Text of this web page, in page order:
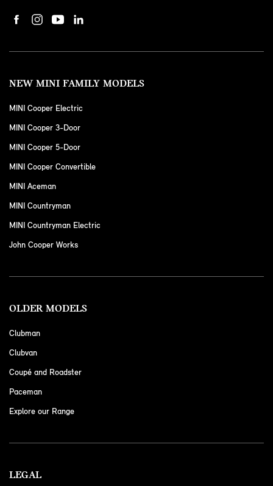
NEW MINI FAMILY MODELS
MINI Cooper Electric
MINI Cooper 3-Door
MINI Cooper 5-Door
MINI Cooper Convertible
MINI Aceman
MINI Countryman
MINI Countryman Electric
John Cooper Works
OLDER MODELS
Clubman
Clubvan
Coupé and Roadster
Paceman
Explore our Range
LEGAL